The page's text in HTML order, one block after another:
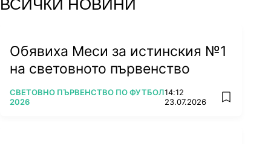
ВСИЧКИ НОВИНИ
Обявиха Меси за истинския №1
на световното първенство
ПОВЕЧЕ ОТ
СВЕТОВНО ПЪРВЕНСТВО ПО ФУТБОЛ
2026
14:12
23.07.2026
add